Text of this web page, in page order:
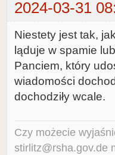
2024-03-31
Niestety jest tak,
ląduje w spamie
Panciem, który
wiadomości
dochodziły wcale.
Czy możecie
stirlitz@rsha.gov.de